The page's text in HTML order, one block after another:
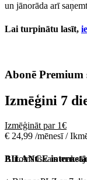
un jānorāda arī
Lai turpinātu lasīt,
Abonē Premium
Izmēģini 7
Izmēģināt par 1€
€ 24,99 /mēnesī /
Automātiskais
BILANCE internetā